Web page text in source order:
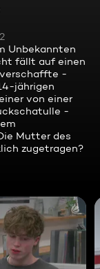
Unbekannten
fällt auf einen
-
jährigen
von einer
-
Mutter des
zugetragen?